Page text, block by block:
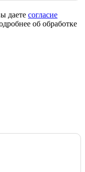
даете согласие
об обработке